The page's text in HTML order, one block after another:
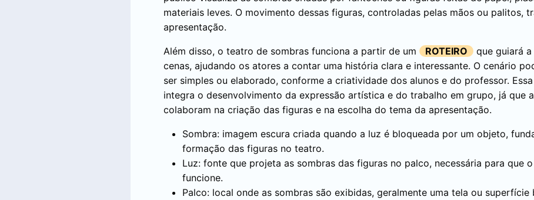
materiais leves. O movimento dessas figuras, controladas pelas mãos ou palitos,
apresentação.
Além disso, o teatro de sombras funciona a partir de um ROTEIRO
que guiará
cenas, ajudando os atores a contar uma história clara e interessante. O cenário
ser simples ou elaborado, conforme a criatividade dos alunos e do professor.
integra o desenvolvimento da expressão artística e do trabalho em grupo, já que
colaboram na criação das figuras e na escolha do tema da apresentação.
Sombra: imagem escura criada quando a luz é bloqueada por um objeto,
formação das figuras no teatro.
Luz: fonte que projeta as sombras das figuras no palco, necessária para que
funcione.
Palco: local onde as sombras são exibidas, geralmente uma tela ou superfície